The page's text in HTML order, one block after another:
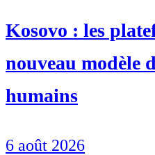
Kosovo : les
nouveau modèle
humains
6 août 2026